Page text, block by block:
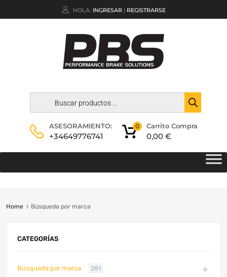
HOLA. INGRESAR | REGISTRARSE
ASESORAMIENTO:
+34649776741
Carrito Compra
0,00 €
0
Home Búsqueda por marca
CATEGORÍAS
Búsqueda por marca 281